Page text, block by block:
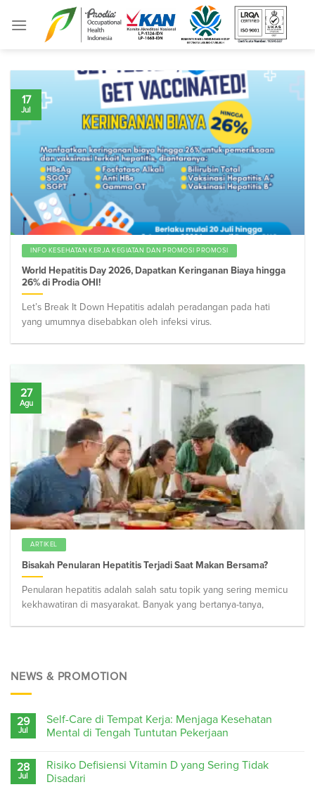
INFO KESEHATAN KERJA KEGIATAN DAN PROMOSI PROMOSI
World Hepatitis Day 2026, Dapatkan Keringanan Biaya hingga
26% di Prodia OHI!
Let’s Break It Down Hepatitis adalah peradangan pada hati
yang umumnya disebabkan oleh infeksi virus.
17
Jul
ARTIKEL
Bisakah Penularan Hepatitis Terjadi Saat Makan Bersama?
Penularan hepatitis adalah salah satu topik yang sering memicu
kekhawatiran di masyarakat. Banyak yang bertanya-tanya,
27
Agu
NEWS & PROMOTION
29
Jul
Self-Care di Tempat Kerja: Menjaga Kesehatan
Mental di Tengah Tuntutan Pekerjaan
28
Jul
Risiko Defisiensi Vitamin D yang Sering Tidak
Disadari